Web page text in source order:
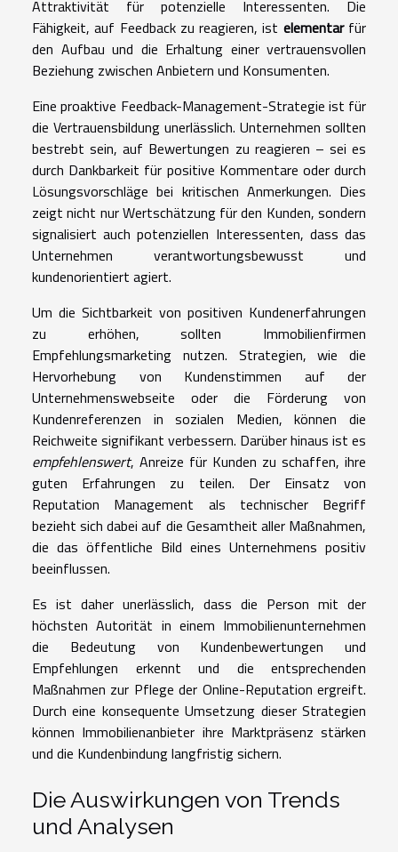
Attraktivität für potenzielle Interessenten. Die
Fähigkeit, auf Feedback zu reagieren, ist elementarfür
den Aufbau und die Erhaltung einer vertrauensvollen
Beziehung zwischen Anbietern und Konsumenten.
Eine proaktive Feedback-Management-Strategie ist für
die Vertrauensbildung unerlässlich. Unternehmen sollten
bestrebt sein, auf Bewertungen zu reagieren – sei es
durch Dankbarkeit für positive Kommentare oder durch
Lösungsvorschläge bei kritischen Anmerkungen. Dies
zeigt nicht nur Wertschätzung für den Kunden, sondern
signalisiert auch potenziellen Interessenten, dass das
Unternehmen verantwortungsbewusst und
kundenorientiert agiert.
Um die Sichtbarkeit von positiven Kundenerfahrungen
zu erhöhen, sollten Immobilienfirmen
Empfehlungsmarketing nutzen. Strategien, wie die
Hervorhebung von Kundenstimmen auf der
Unternehmenswebseite oder die Förderung von
Kundenreferenzen in sozialen Medien, können die
Reichweite signifikant verbessern. Darüber hinaus ist es
empfehlenswert, Anreize für Kunden zu schaffen, ihre
guten Erfahrungen zu teilen. Der Einsatz von
Reputation Management als technischer Begriff
bezieht sich dabei auf die Gesamtheit aller Maßnahmen,
die das öffentliche Bild eines Unternehmens positiv
beeinflussen.
Es ist daher unerlässlich, dass die Person mit der
höchsten Autorität in einem Immobilienunternehmen
die Bedeutung von Kundenbewertungen und
Empfehlungen erkennt und die entsprechenden
Maßnahmen zur Pflege der Online-Reputation ergreift.
Durch eine konsequente Umsetzung dieser Strategien
können Immobilienanbieter ihre Marktpräsenz stärken
und die Kundenbindung langfristig sichern.
Die Auswirkungen von Trends
und Analysen